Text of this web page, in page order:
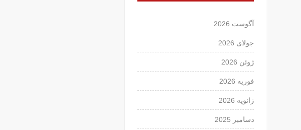
آگوست 2026
جولای 2026
ژوئن 2026
فوریه 2026
ژانویه 2026
دسامبر 2025